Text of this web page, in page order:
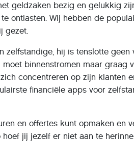
geldzaken bezig en gelukkig
ontlasten. Wij hebben de
gezet.
zelfstandige, hij is tenslotte geen
binnenstromen maar graag
concentreren op zijn klanten
financiële apps voor
en offertes kunt opmaken en
jij jezelf er niet aan te